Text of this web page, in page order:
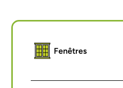
Fenêtres